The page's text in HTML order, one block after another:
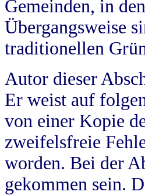
Gemeinden, in
Übergangsweise
traditionellen
Autor dieser
Er weist auf
von einer Kopie
zweifelsfreie
worden. Bei der
gekommen sein.